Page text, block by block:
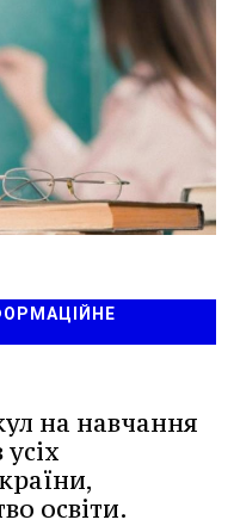
на навчання
освіти.